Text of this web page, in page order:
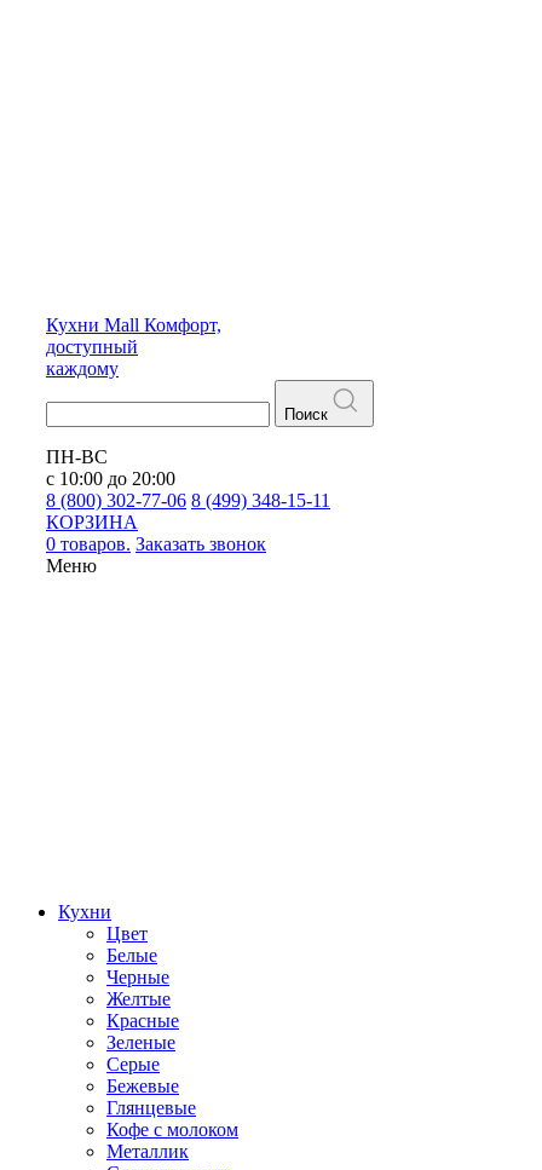
Кухни Mall Комфорт,
доступный
каждому
Поиск
ПН-ВС
с 10:00 до 20:00
8 (800) 302-77-06 8 (499) 348-15-11
КОРЗИНА
0 товаров. Заказать звонок
Меню
Кухни
Цвет
Белые
Черные
Желтые
Красные
Зеленые
Серые
Бежевые
Глянцевые
Кофе с молоком
Металлик